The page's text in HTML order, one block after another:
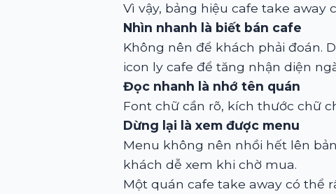
Vì vậy, bảng hiệu cafe take away
Nhìn nhanh là biết bán cafe
Không nên để khách phải đoán.
icon ly cafe để tăng nhận diện
Đọc nhanh là nhớ tên quán
Font chữ cần rõ, kích thước chữ
Dừng lại là xem được menu
Menu không nên nhồi hết lên
khách dễ xem khi chờ mua.
Một quán cafe take away có thể